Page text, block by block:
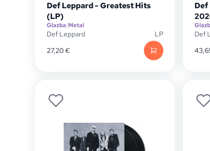
Def Leppard - Greatest Hits
(LP)
Glazba|Metal
Def Leppard
LP
27,20€
Def
Def